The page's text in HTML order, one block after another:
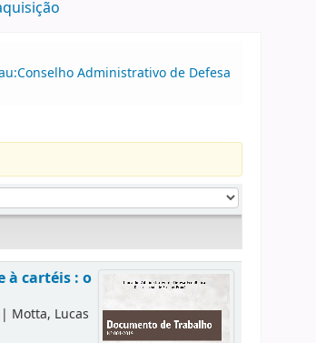
Administrativo de Defesa
à cartéis : o
| Motta, Lucas